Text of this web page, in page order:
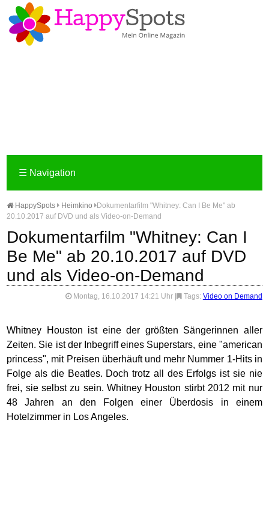
☰ Navigation
HappySpots Heimkino
Dokumentarfilm "Whitney: Can I Be Me" ab
20.10.2017 auf DVD und als Video-on-Demand
Dokumentarfilm "Whitney: Can I
Be Me" ab 20.10.2017 auf DVD
und als Video-on-Demand
Montag, 16.10.2017 14:21 Uhr Tags: Video on Demand
Whitney Houston ist eine der größten Sängerinnen aller
Zeiten. Sie ist der Inbegriff eines Superstars, eine "american
princess", mit Preisen überhäuft und mehr Nummer 1-Hits in
Folge als die Beatles. Doch trotz all des Erfolgs ist sie nie
frei, sie selbst zu sein. Whitney Houston stirbt 2012 mit nur
48 Jahren an den Folgen einer Überdosis in einem
Hotelzimmer in Los Angeles.